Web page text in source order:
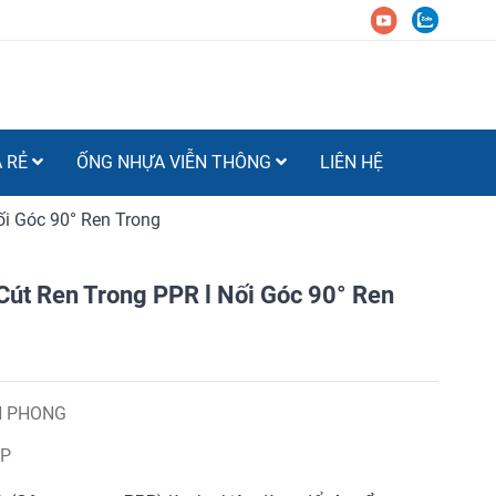
RẺ ỐNG NHỰA VIỄN THÔNG LIÊN HỆ
Góc 90° Ren Trong
Ren Trong PPR l Nối Góc 90° Ren
PHONG